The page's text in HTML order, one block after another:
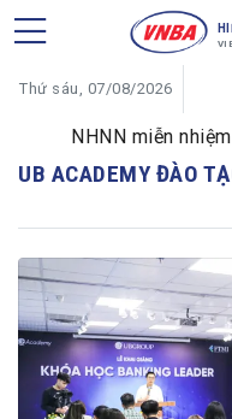
Thứ sáu, 07/08/2026
NHNN miễn nhiệm
UB ACADEMY ĐÀO